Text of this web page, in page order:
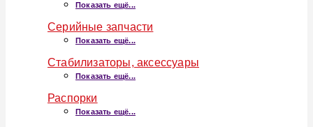
Показать ещё...
Серийные запчасти
Показать ещё...
Стабилизаторы, аксессуары
Показать ещё...
Распорки
Показать ещё...